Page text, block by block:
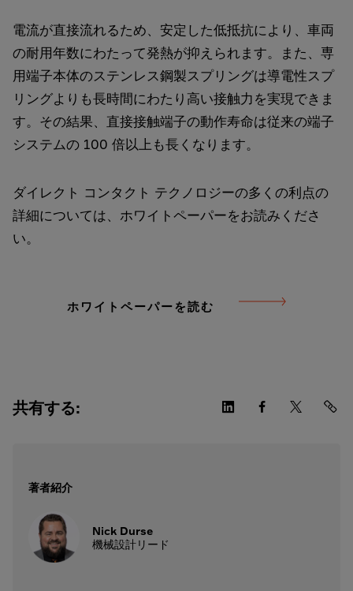
電流が直接流れるため、安定した低抵抗により、車両
の耐用年数にわたって発熱が抑えられます。また、専
用端子本体のステンレス鋼製スプリングは導電性スプ
リングよりも長時間にわたり高い接触力を実現できま
す。その結果、直接接触端子の動作寿命は従来の端子
システムの 100 倍以上も長くなります。
ダイレクト コンタクト テクノロジーの多くの利点の
詳細については、ホワイトペーパーをお読みくださ
い。
ホワイトペーパーを読む
共有する:
著者紹介
Nick Durse
機械設計リード